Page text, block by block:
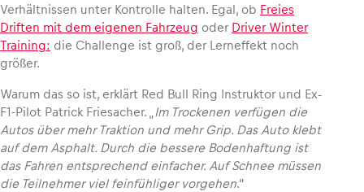
Verhältnissen unter Kontrolle halten. Egal, ob Freies
Driften mit dem eigenen Fahrzeug oder Driver Winter
Training: die Challenge ist groß, der Lerneffekt noch
größer.
Warum das so ist, erklärt Red Bull Ring Instruktor und Ex-
F1-Pilot Patrick Friesacher. „
Im Trockenen verfügen die
Autos über mehr Traktion und mehr Grip. Das Auto klebt
auf dem Asphalt. Durch die bessere Bodenhaftung ist
das Fahren entsprechend einfacher. Auf Schnee müssen
die Teilnehmer viel feinfühliger vorgehen.“